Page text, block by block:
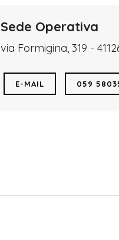
Sede Operativa
via Formigina, 319 -
E-MAIL 059